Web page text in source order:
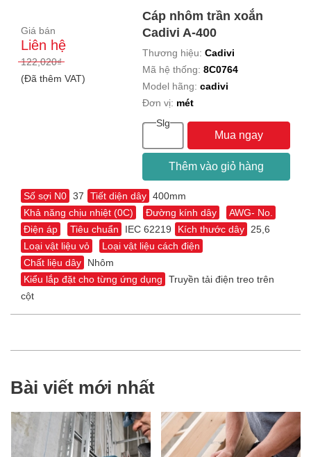
Giá bán
Liên hệ
122,020₫
(Đã thêm VAT)
Cáp nhôm trần xoắn
Cadivi A-400
Thương hiệu:Cadivi
Mã hệ thống:8C0764
Model hãng:cadivi
Đơn vị: mét
Slg
Mua ngay
Thêm vào giỏ hàng
Số sợi N0 37 Tiết diện dây 400mm
Khả năng chịu nhiệt (0C)
Đường kính dây
AWG- No.
Điện áp
Tiêu chuẩn IEC 62219 Kích thước dây 25,6
Loại vật liệu vỏ
Loại vật liệu cách điện
Chất liệu dây
Nhôm
Kiểu lắp đặt cho từng ứng dụng
Truyền tải điện treo trên
cột
Bài viết mới nhất